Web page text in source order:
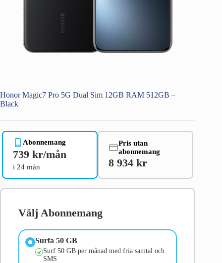
Honor Magic7 Pro 5G Dual Sim 12GB RAM 512GB –
Black
Abonnemang
739 kr/mån
i 24 mån
Pris utan
abonnemang
8 934 kr
Välj Abonnemang
Surfa 50 GB
Surf 50 GB per månad med fria samtal och
SMS